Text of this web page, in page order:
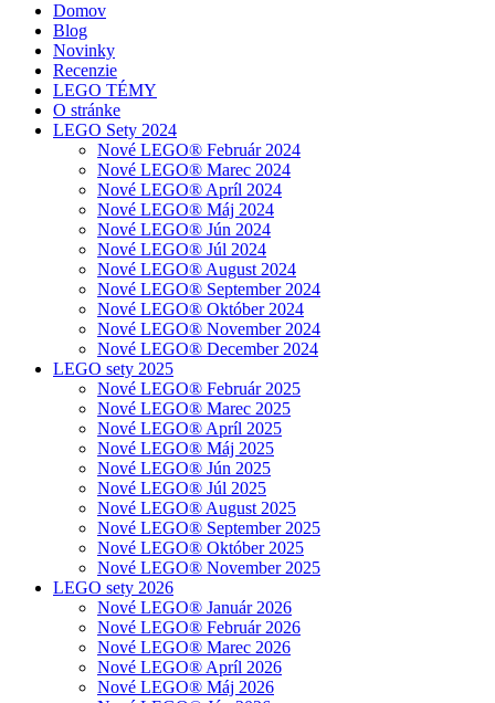
Domov
Blog
Novinky
Recenzie
LEGO TÉMY
O stránke
LEGO Sety 2024
Nové LEGO® Február 2024
Nové LEGO® Marec 2024
Nové LEGO® Apríl 2024
Nové LEGO® Máj 2024
Nové LEGO® Jún 2024
Nové LEGO® Júl 2024
Nové LEGO® August 2024
Nové LEGO® September 2024
Nové LEGO® Október 2024
Nové LEGO® November 2024
Nové LEGO® December 2024
LEGO sety 2025
Nové LEGO® Február 2025
Nové LEGO® Marec 2025
Nové LEGO® Apríl 2025
Nové LEGO® Máj 2025
Nové LEGO® Jún 2025
Nové LEGO® Júl 2025
Nové LEGO® August 2025
Nové LEGO® September 2025
Nové LEGO® Október 2025
Nové LEGO® November 2025
LEGO sety 2026
Nové LEGO® Január 2026
Nové LEGO® Február 2026
Nové LEGO® Marec 2026
Nové LEGO® Apríl 2026
Nové LEGO® Máj 2026